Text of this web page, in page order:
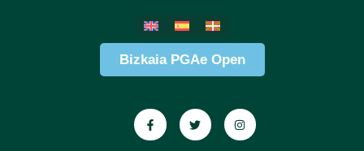
Bizkaia PGAe Open